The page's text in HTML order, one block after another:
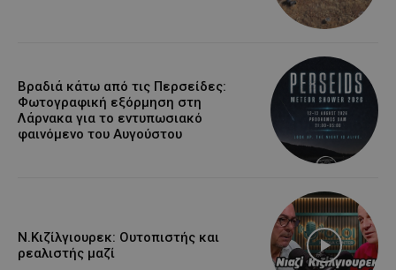
Βραδιά κάτω από τις Περσείδες:
Φωτογραφική εξόρμηση στη
Λάρνακα για το εντυπωσιακό
φαινόμενο του Αυγούστου
Ν.Κιζίλγιουρεκ: Ουτοπιστής και
ρεαλιστής μαζί